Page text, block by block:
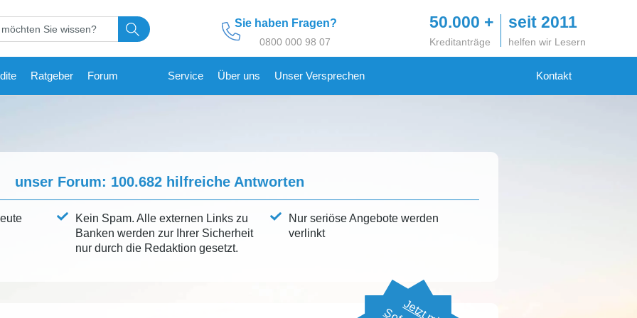
Sie haben Fragen?
0800 000 98 07
50.000 +
Kreditanträge
seit 2011
helfen wir Lesern
Ratgeber Forum Service Über uns Unser Versprechen Kontakt
unser Forum: 100.682hilfreiche Antworten
Kein Spam. Alle externen Links zu
Banken werden zur Ihrer Sicherheit
nur durch die Redaktion gesetzt.
Nur seriöse Angebote werden
verlinkt